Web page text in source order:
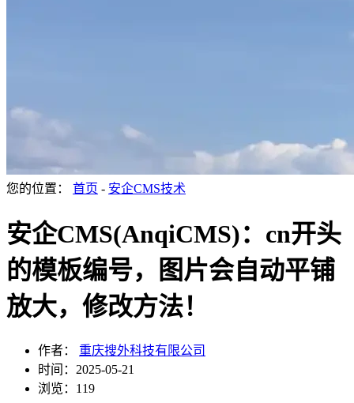
您的位置： 首页 - 安企CMS技术
安企CMS(AnqiCMS)：cn开头
的模板编号，图片会自动平铺
放大，修改方法！
作者： 重庆搜外科技有限公司
时间：2025-05-21
浏览：119